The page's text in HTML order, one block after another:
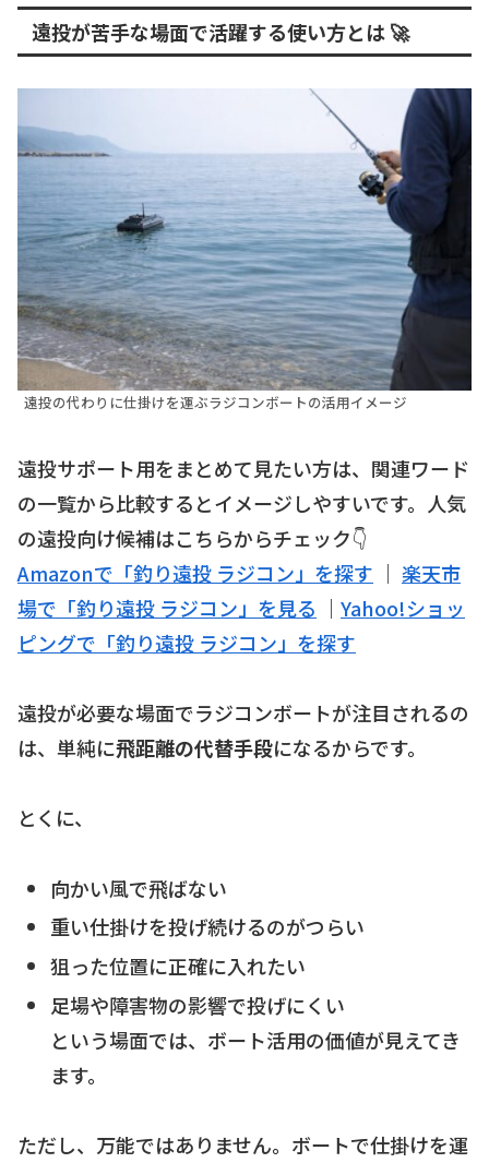
遠投が苦手な場面で活躍する使い方とは 🚀
遠投の代わりに仕掛けを運ぶラジコンボートの活用イメージ
遠投サポート用をまとめて見たい方は、関連ワード
の一覧から比較するとイメージしやすいです。人気
の遠投向け候補はこちらからチェック👇
Amazonで「釣り遠投 ラジコン」を探す ｜ 楽天市
場で「釣り遠投 ラジコン」を見る ｜ Yahoo!ショッ
ピングで「釣り遠投 ラジコン」を探す
遠投が必要な場面でラジコンボートが注目されるの
は、単純に飛距離の代替手段になるからです。
とくに、
向かい風で飛ばない
重い仕掛けを投げ続けるのがつらい
狙った位置に正確に入れたい
足場や障害物の影響で投げにくい
という場面では、ボート活用の価値が見えてき
ます。
ただし、万能ではありません。ボートで仕掛けを運